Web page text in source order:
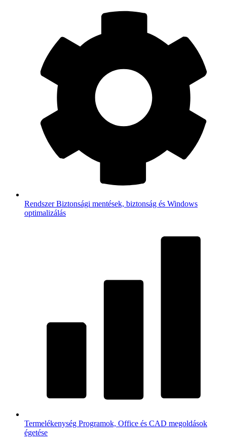
RendszerBiztonsági mentések, biztonság és Windows
optimalizálás
Termelékenység Programok, Office és CAD megoldások
égetése